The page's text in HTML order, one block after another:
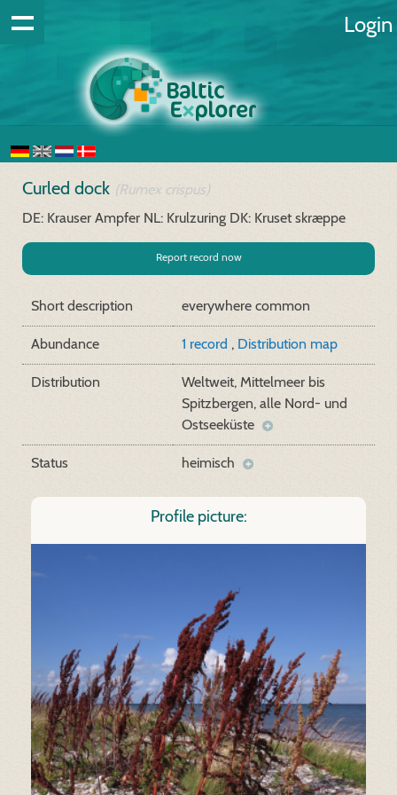
Login
Curled dock (Rumex crispus)
DE: Krauser Ampfer NL: Krulzuring DK: Kruset skræppe
Report record now
Short description everywhere common
Abundance 1 record , Distribution map
Distribution
Weltweit, Mittelmeer bis
Spitzbergen, alle Nord- und
Ostseeküste
Status heimisch
Profile picture: